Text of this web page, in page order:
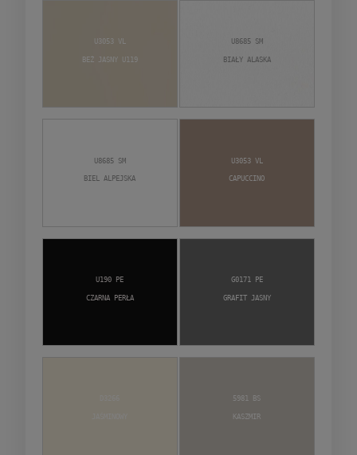
Beż Jasny U119
U3053 VL
Biały Alaska
U8685 SM
Biel alpejska
U8685 SM
Capuccino
U3053 VL
Czarna Perła
U190 PE
Grafit jasny
G0171 PE
Kaszmir
5981 BS